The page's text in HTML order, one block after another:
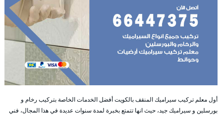
أول معلم تركيب سيراميك المنقف بالكويت أفضل الخدمات الخاصة بتركيب رخام و
بورسلين و سيراميك جيد، حيث انها تتمتع بخبرة لمدة سنوات عديدة في هذا المجال، فني